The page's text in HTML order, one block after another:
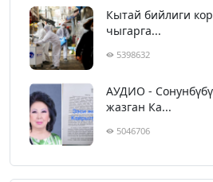
Кытай бийлиги
чыгарга...
5398632
АУДИО -
жазган Ка...
5046706